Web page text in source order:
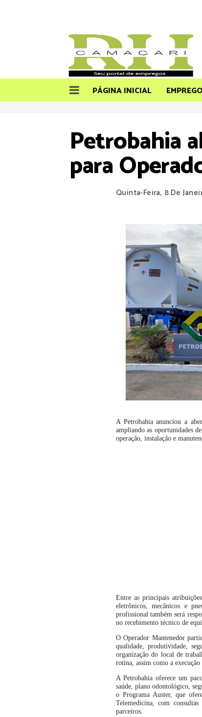
PÁGINA INICIAL
Petrobahia
para
Quinta-Feira, 8 De
A Petrobahia anunciou a
ampliando as oportunidades
operação, instalação e
Entre as principais
eletrônicos, mecânicos e
profissional também será
no recebimento técnico de
O Operador Mantenedor
qualidade, produtividade,
organização do local de
rotina, assim como a
A Petrobahia oferece um
saúde, plano odontológico,
o Programa Auster, que
Telemedicina, com
parceiros.